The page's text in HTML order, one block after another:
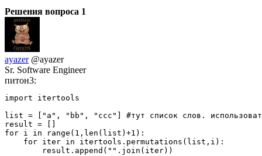
Решения вопроса 1
ayazer @ayazer
Sr. Software Engineer
питон3:
import itertools
list = ["a", "bb", "ccc"] #тут список слов.
result = []
for i in range(1,len(list)+1):
    for iter in itertools.permutations(list,i):
        result.append("".join(iter))